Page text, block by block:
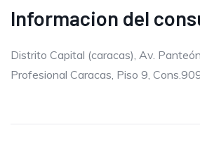
Informacion del
Distrito Capital (caracas), Av.
Profesional Caracas, Piso 9,